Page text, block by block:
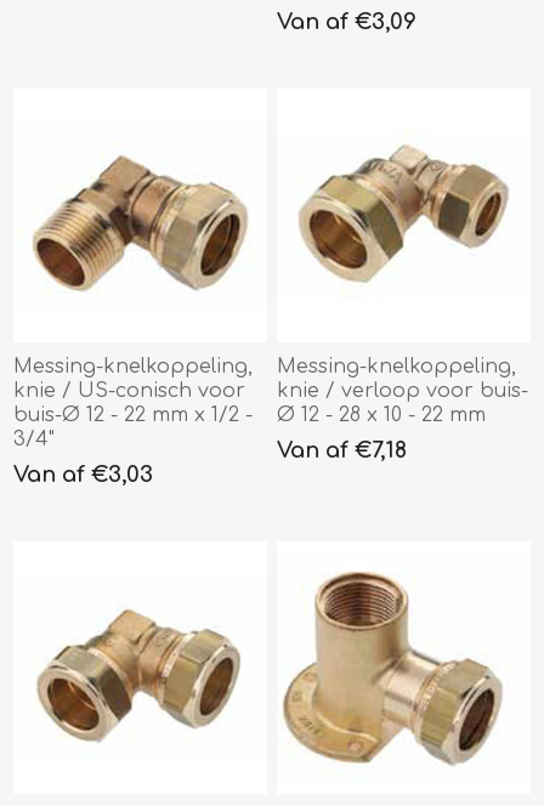
Van af €3,09
Messing-knelkoppeling,
knie / US-conisch voor
buis-Ø 12 - 22 mm x 1/2 -
3/4"
Van af €3,03
Messing-knelkoppeling,
knie / verloop voor buis-
Ø 12 - 28 x 10 - 22 mm
Van af €7,18